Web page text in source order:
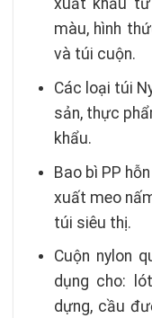
xuất khẩu
màu, hình
và túi cuộn.
Các loại túi
sản, thực
khẩu.
Bao bì PP
xuất meo
túi siêu thị.
Cuộn nylon
dụng cho:
dựng, cầu